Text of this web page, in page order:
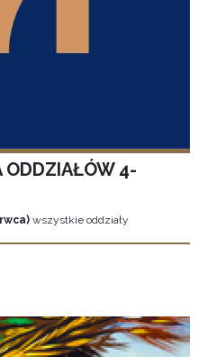
ODDZIAŁÓW 4-
wszystkie oddziały